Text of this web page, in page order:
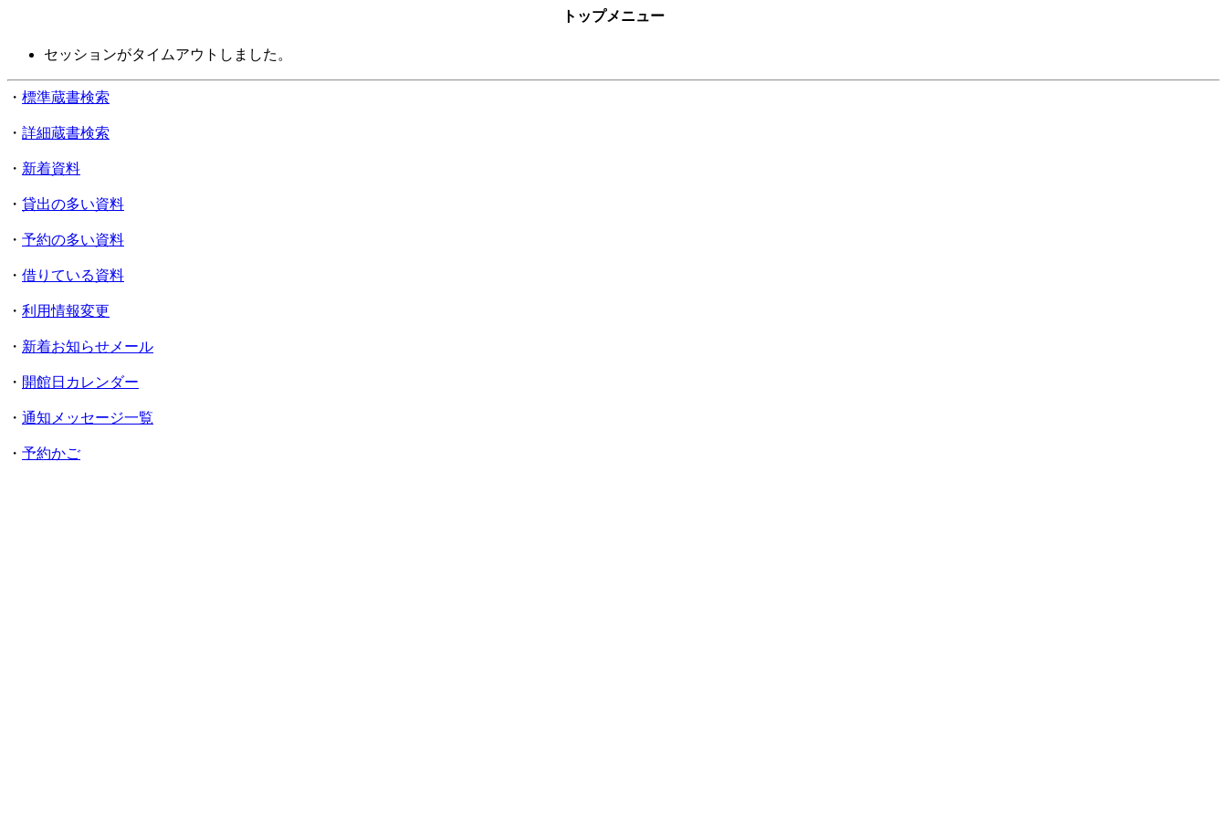
トップメニュー
セッションがタイムアウトしました。
・ 標準蔵書検索
・ 詳細蔵書検索
・ 新着資料
・ 貸出の多い資料
・ 予約の多い資料
・ 借りている資料
・ 利用情報変更
・ 新着お知らせメール
・ 開館日カレンダー
・ 通知メッセージ一覧
・ 予約かご